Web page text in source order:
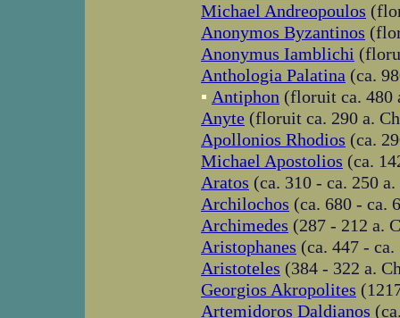
Michael Andreopoulos
Anonymos Byzantinos
Anonymus Iamblichi
Anthologia Palatina (ca.
▪ Antiphon (floruit ca. 480
Anyte (floruit ca. 290 a.
Apollonios Rhodios (ca.
Michael Apostolios (ca.
Aratos (ca. 310 - ca. 250
Archilochos (ca. 680 - ca.
Archimedes (287 - 212 a.
Aristophanes (ca. 447 -
Aristoteles (384 - 322 a.
Georgios Akropolites
Artemidoros Daldianos